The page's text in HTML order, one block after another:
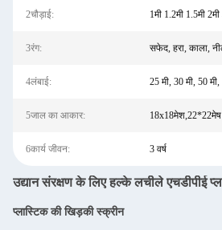
2चौड़ाई: 1मी 1.2मी 1.5मी 2मी
3रंग: सफेद, हरा, काला,
4लंबाई: 25 मी, 30 मी, 50 मी,
5जाल का आकार:
6कार्य जीवन: 3 वर्ष
उद्यान संरक्षण के लिए हल्के लचीले एचडीपीई
प्लास्टिक की खिड़की स्क्रीन